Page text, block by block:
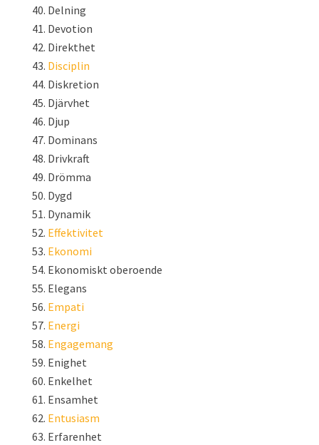
Delning
Devotion
Direkthet
Disciplin
Diskretion
Djärvhet
Djup
Dominans
Drivkraft
Drömma
Dygd
Dynamik
Effektivitet
Ekonomi
Ekonomiskt oberoende
Elegans
Empati
Energi
Engagemang
Enighet
Enkelhet
Ensamhet
Entusiasm
Erfarenhet